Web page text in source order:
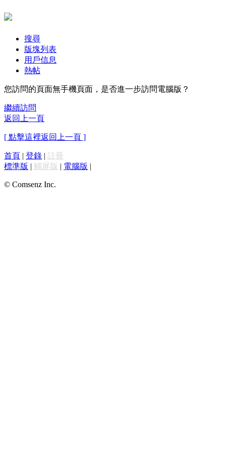
搜尋
版塊列表
用戶信息
熱帖
您訪問的頁面無手機頁面，是否進一步訪問電腦版？
繼續訪問
返回上一頁
[ 點擊這裡返回上一頁 ]
首頁 | 登錄 | 註冊
標準版 | 觸屏版 | 電腦版 |
© Comsenz Inc.